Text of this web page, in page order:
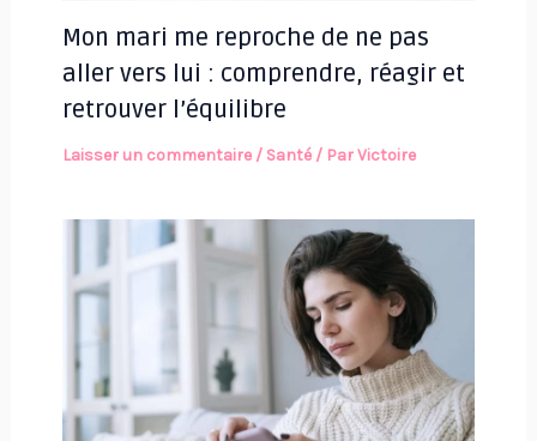
Mon mari me reproche de ne pas
aller vers lui : comprendre, réagir et
retrouver l’équilibre
Laisser un commentaire / Santé/ ParVictoire